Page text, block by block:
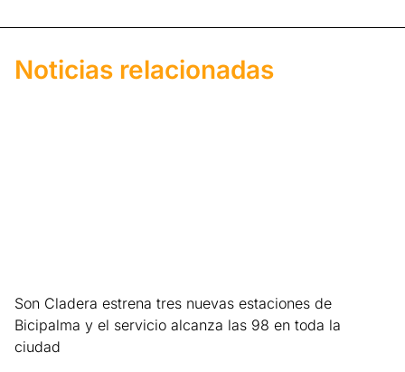
Noticias relacionadas
Son Cladera estrena tres nuevas estaciones de
Bicipalma y el servicio alcanza las 98 en toda la
ciudad